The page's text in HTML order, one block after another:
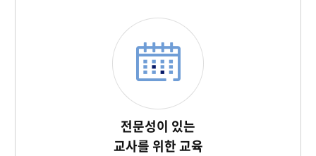
전문성이 있는
교사를 위한 교육